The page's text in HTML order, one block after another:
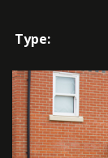
Type: